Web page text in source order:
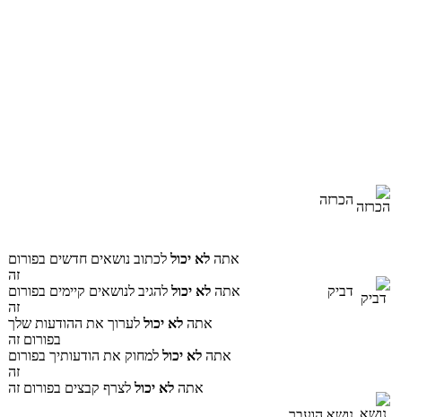
הכרזה
דביק
אתה לא יכול לכתוב נושאים חדשים בפורום
זה
אתה לא יכול להגיב לנושאים קיימים בפורום
זה
אתה לא יכול לערוך את ההודעות שלך
בפורום זה
אתה לא יכול למחוק את הודעותיך בפורום
זה
אתה לא יכול לצרף קבצים בפורום זה